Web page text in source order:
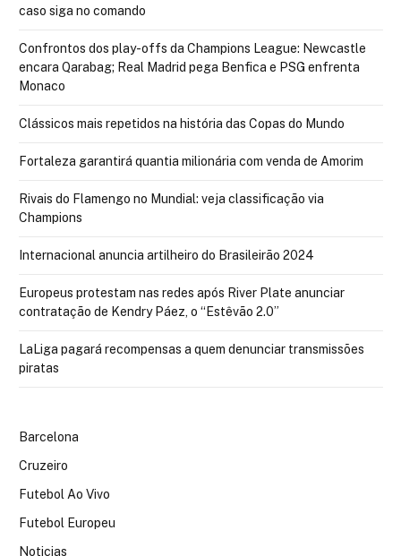
caso siga no comando
Confrontos dos play-offs da Champions League: Newcastle
encara Qarabag; Real Madrid pega Benfica e PSG enfrenta
Monaco
Clássicos mais repetidos na história das Copas do Mundo
Fortaleza garantirá quantia milionária com venda de Amorim
Rivais do Flamengo no Mundial: veja classificação via
Champions
Internacional anuncia artilheiro do Brasileirão 2024
Europeus protestam nas redes após River Plate anunciar
contratação de Kendry Páez, o “Estêvão 2.0”
LaLiga pagará recompensas a quem denunciar transmissões
piratas
Barcelona
Cruzeiro
Futebol Ao Vivo
Futebol Europeu
Noticias